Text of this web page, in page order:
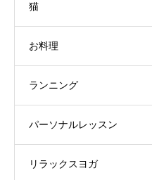
猫
お料理
ランニング
パーソナルレッスン
リラックスヨガ